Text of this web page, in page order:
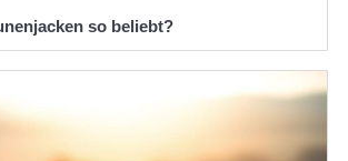
so beliebt?